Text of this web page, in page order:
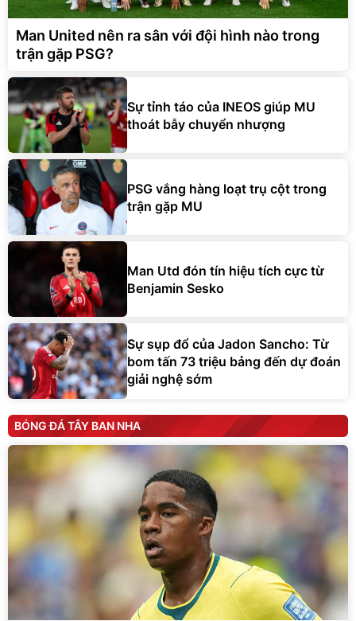
Man United nên ra sân với đội hình nào trong
trận gặp PSG?
Sự tỉnh táo của INEOS giúp MU
thoát bẫy chuyển nhượng
PSG vắng hàng loạt trụ cột trong
trận gặp MU
Man Utd đón tín hiệu tích cực từ
Benjamin Sesko
Sự sụp đổ của Jadon Sancho: Từ
bom tấn 73 triệu bảng đến dự đoán
giải nghệ sớm
BÓNG ĐÁ TÂY BAN NHA